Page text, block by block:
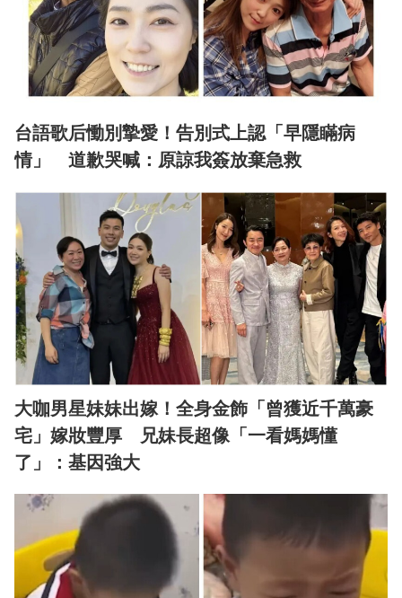
台語歌后慟別摯愛！告別式上認「早隱瞞病
情」 道歉哭喊：原諒我簽放棄急救
大咖男星妹妹出嫁！全身金飾「曾獲近千萬豪
宅」嫁妝豐厚 兄妹長超像「一看媽媽懂
了」：基因強大